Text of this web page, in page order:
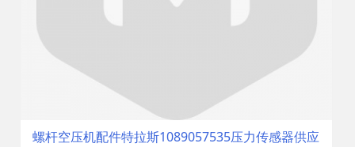
螺杆空压机配件特拉斯1089057535压力传感器供应